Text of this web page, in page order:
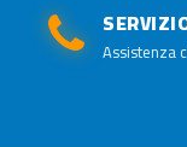
Assistenza